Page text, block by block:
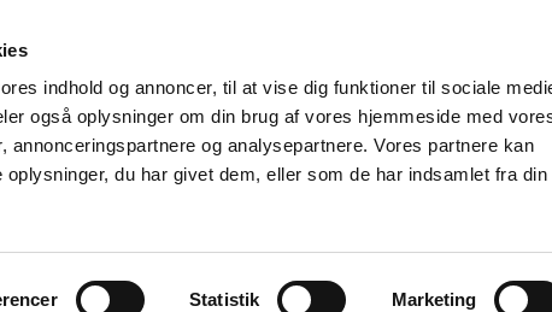
indhold og annoncer, til at vise dig funktioner til sociale
også oplysninger om din brug af vores hjemmeside med
annonceringspartnere og analysepartnere. Vores partnere kan
du har givet dem, eller som de har indsamlet fra din
Statistik Marketing
Sådan finder du..